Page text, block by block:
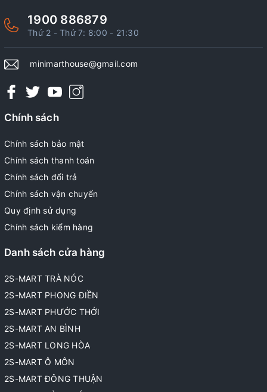
1900 886879
Thứ 2 - Thứ 7: 8:00 - 21:30
minimarthouse@gmail.com
Chính sách
Chính sách bảo mật
Chính sách thanh toán
Chính sách đổi trả
Chính sách vận chuyển
Quy định sử dụng
Chính sách kiểm hàng
Danh sách cửa hàng
2S-MART TRÀ NÓC
2S-MART PHONG ĐIỀN
2S-MART PHƯỚC THỚI
2S-MART AN BÌNH
2S-MART LONG HÒA
2S-MART Ô MÔN
2S-MART ĐÔNG THUẬN